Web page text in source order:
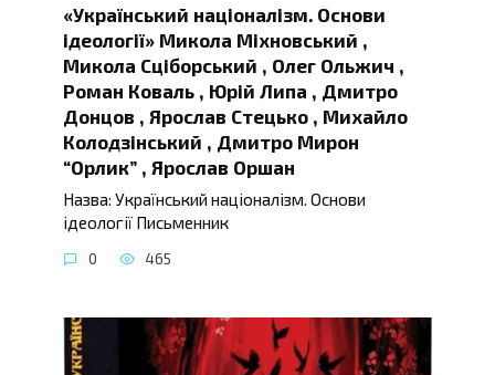
«Український націоналізм. Основи
ідеології» Микола Міхновський ,
Микола Сціборський , Олег Ольжич ,
Роман Коваль , Юрій Липа , Дмитро
Донцов , Ярослав Стецько , Михайло
Колодзінський , Дмитро Мирон
“Орлик” , Ярослав Оршан
Назва: Український націоналізм. Основи
ідеології Письменник
0 465